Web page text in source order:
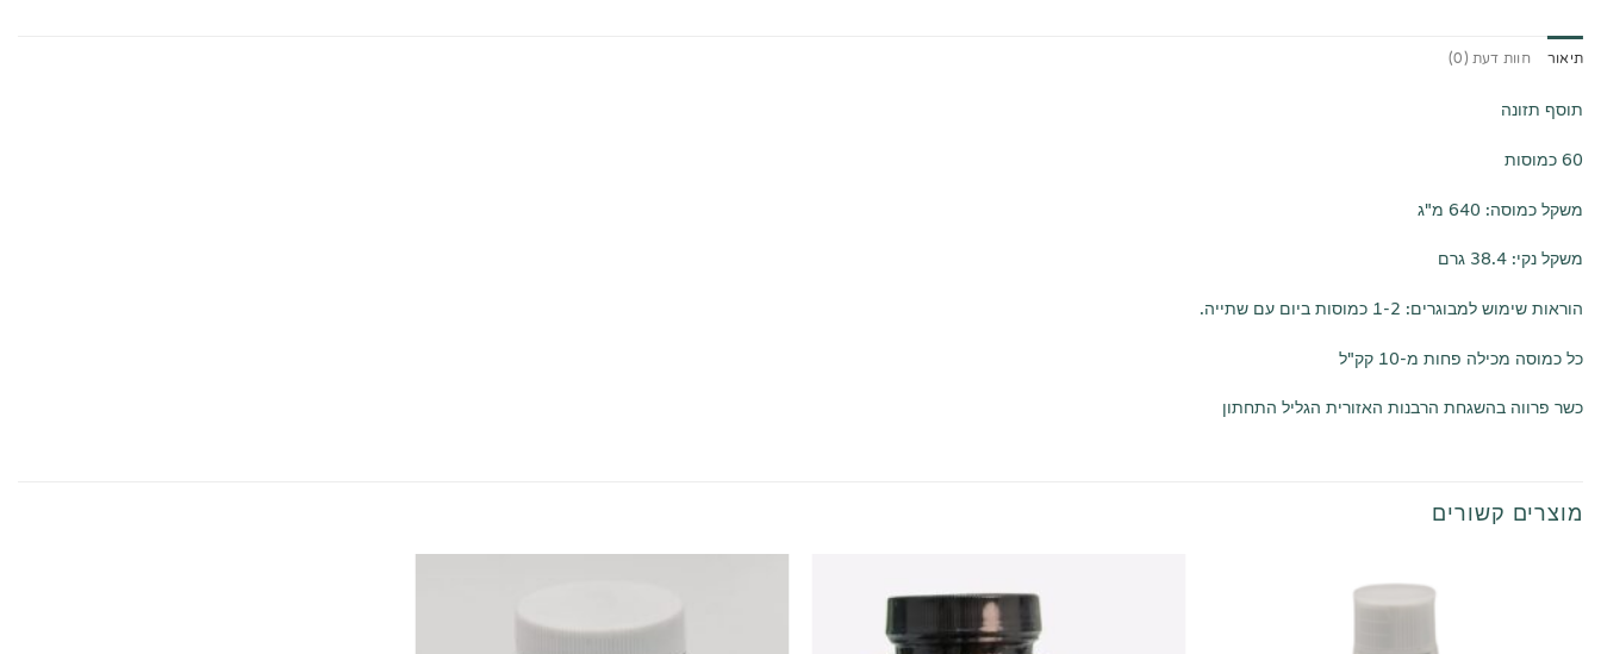
תיאור חוות דעת (0)
תוסף תזונה
60 כמוסות
משקל כמוסה: 640 מ"ג
משקל נקי: 38.4 גרם
הוראות שימוש למבוגרים: 1-2 כמוסות ביום עם שתייה.
כל כמוסה מכילה פחות מ-10 קק"ל
כשר פרווה בהשגחת הרבנות האזורית הגליל התחתון
מוצרים קשורים